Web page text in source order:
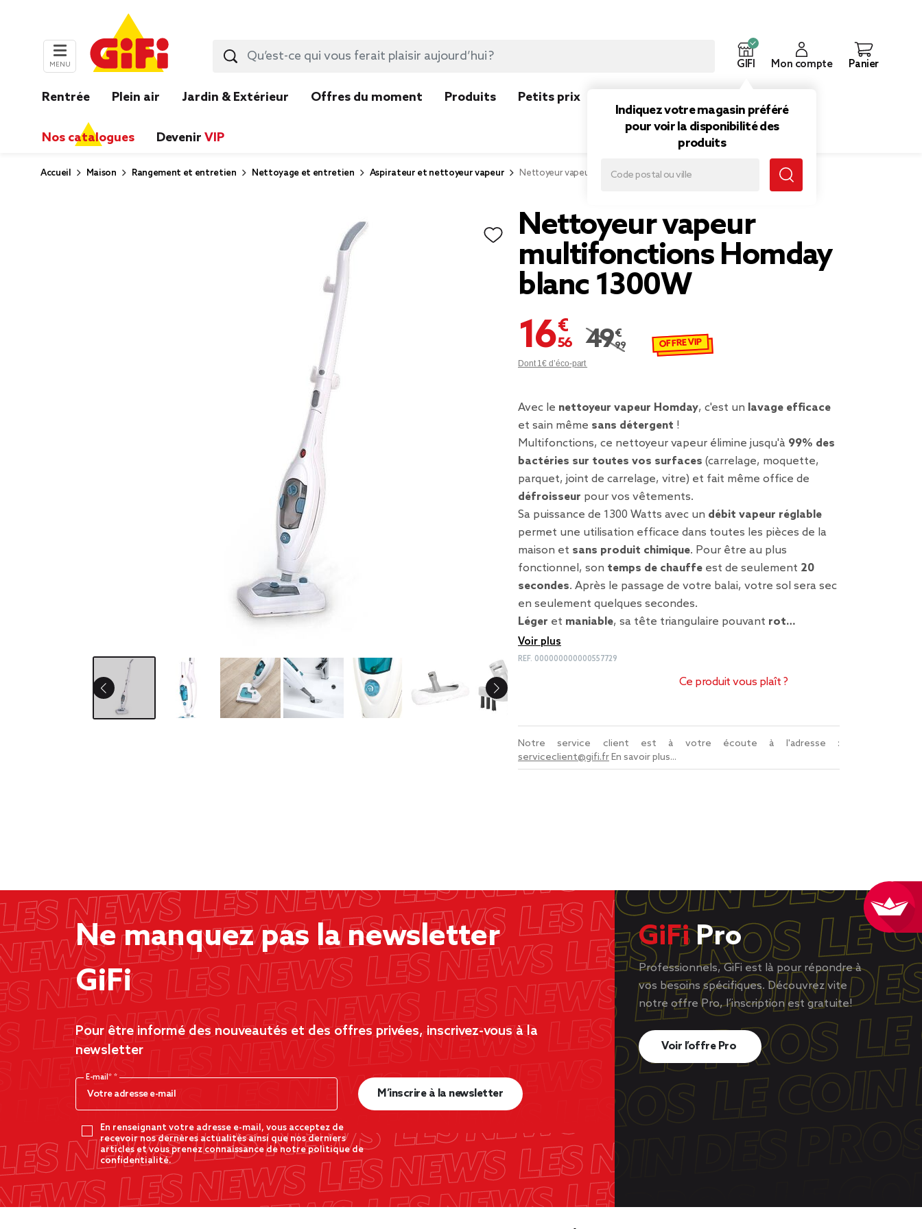
MENU GIFI
Indiquez votre magasin préféré
pour voir la disponibilité des
produits
Mon compte Panier
Rentrée Plein air Jardin & Extérieur Offres du moment Produits Petits prix
Nos catalogues Devenir VIP
Accueil Maison Rangement et entretien Nettoyage et entretien Aspirateur et nettoyeur vapeur Nettoyeur vapeur multifonctions Homday blanc 1300W
Nettoyeur vapeur
multifonctions Homday
blanc 1300W
16,56 €
Prix remisé de 49,99 € à 16,56 €
49,99 €
Dont 1€ d’éco-part
OFFRE VIP
Avec le nettoyeur vapeur Homday, c'est un lavage efficace
et sain même sans détergent !
Multifonctions, ce nettoyeur vapeur élimine jusqu'à 99% des
bactéries sur toutes vos surfaces (carrelage, moquette,
parquet, joint de carrelage, vitre) et fait même office de
défroisseur pour vos vêtements.
Sa puissance de 1300 Watts avec un débit vapeur réglable
permet une utilisation efficace dans toutes les pièces de la
maison et sans produit chimique. Pour être au plus
fonctionnel, son temps de chauffe est de seulement 20
secondes. Après le passage de votre balai, votre sol sera sec
en seulement quelques secondes.
Léger et maniable, sa tête triangulaire pouvant rot…
Voir plus
REF. 000000000000557729
Ce produit vous plaît ?
Notre service client est à votre écoute à l'adresse :
serviceclient@gifi.frEn savoir plus...
Ne manquez pas la newsletter
GiFi
Pour être informé des nouveautés et des offres privées, inscrivez-vous à la
newsletter
E-mail*
En renseignant votre adresse e-mail, vous acceptez de
recevoir nos dernères actualités ainsi que nos derniers
articles et vous prenez connaissance de notre politique de
confidentialité.
M’inscrire à la newsletter
GiFiPro
Professionnels, GiFi est là pour répondre à
vos besoins spécifiques. Découvrez vite
notre offre Pro, l’inscription est gratuite!
Voir l’offre Pro